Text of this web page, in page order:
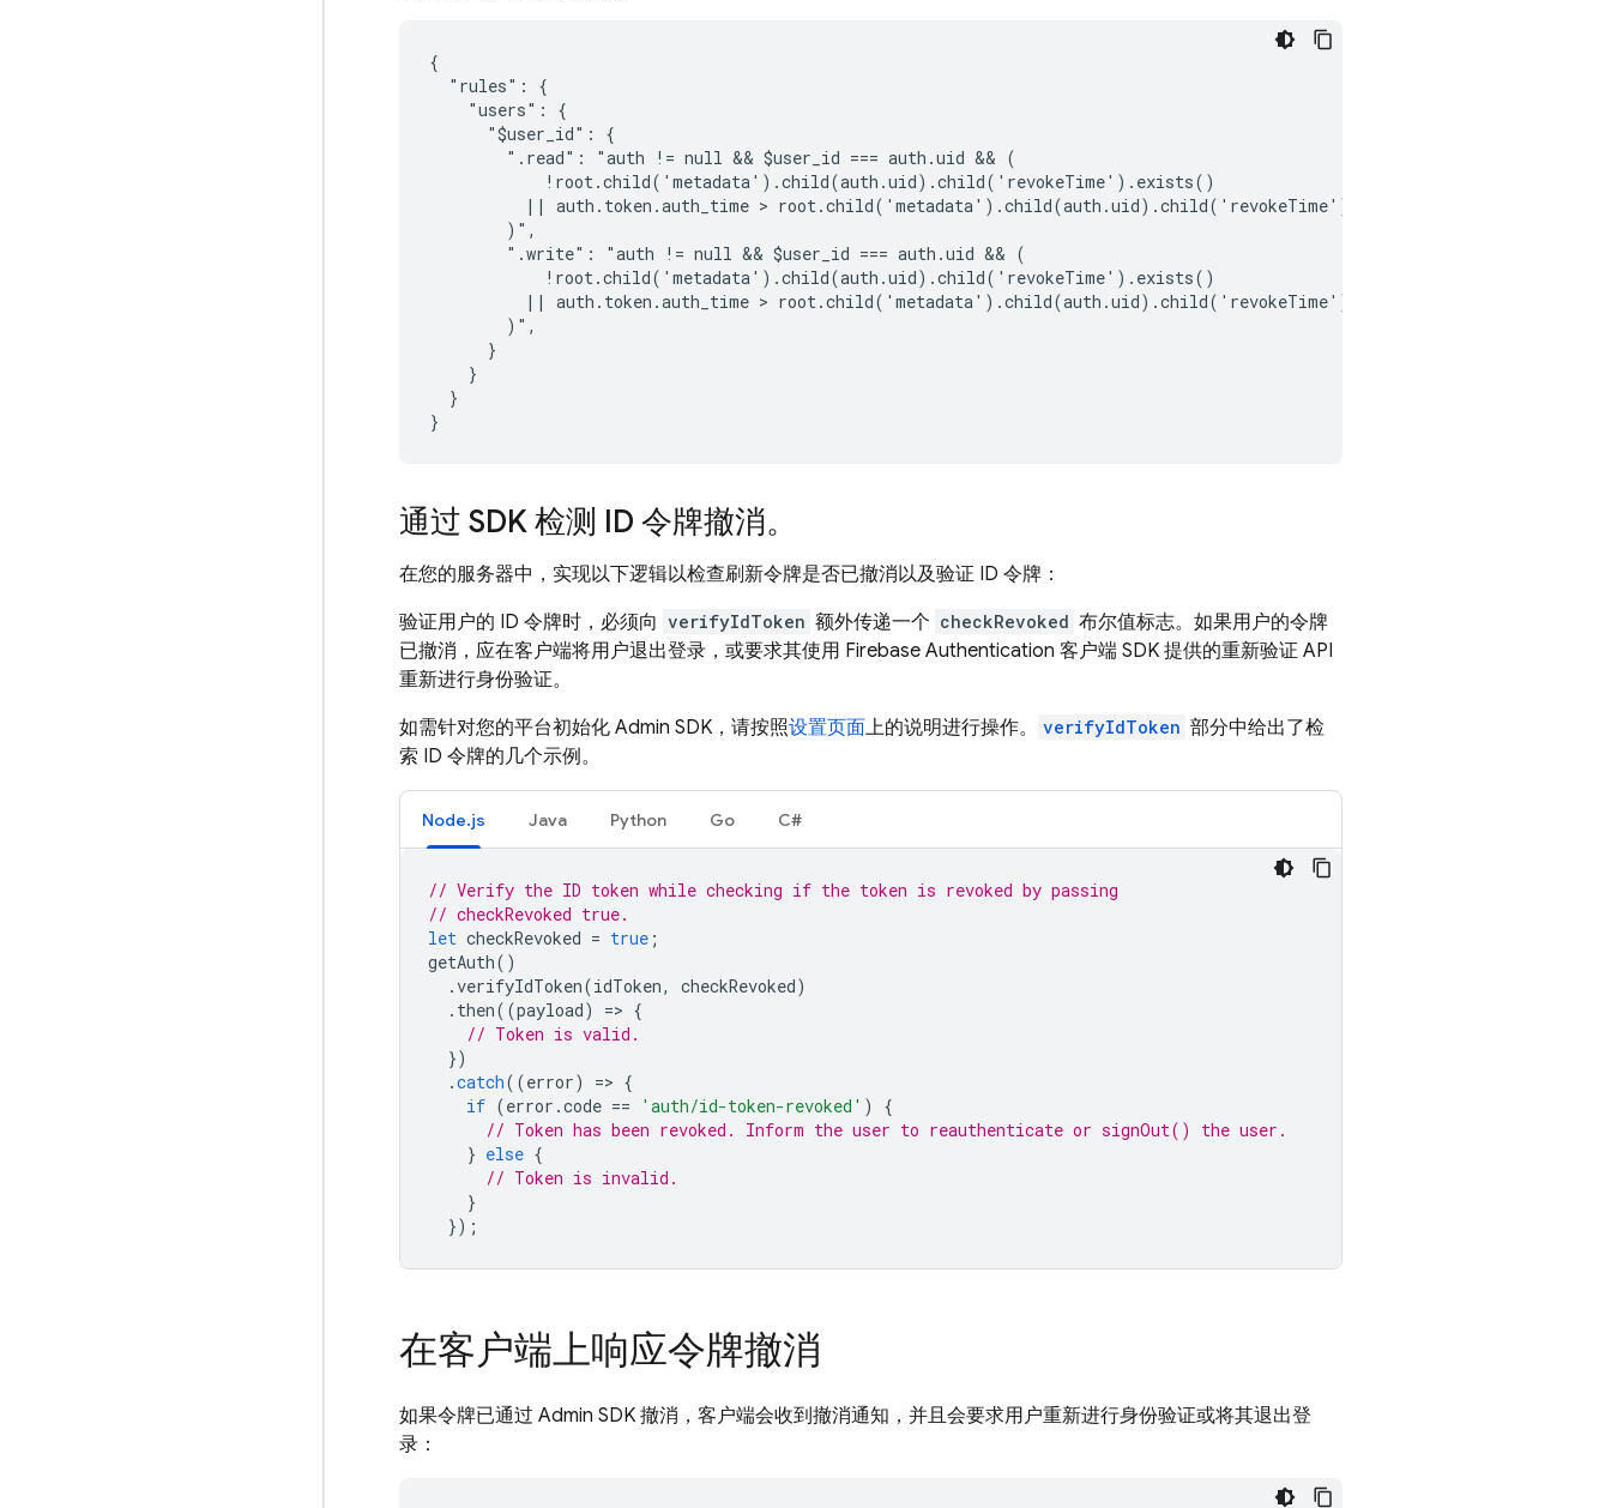
{
  "rules": {
    "users": {
      "$user_id": {
        ".read": "auth != null && $user_id === auth.uid && (
            !root.child('metadata').child(auth.uid).child('revokeTime').exists()
          || auth.token.auth_time > root.child('metadata').child(auth.uid).child('revokeTime').val()
        )",
        ".write": "auth != null && $user_id === auth.uid && (
            !root.child('metadata').child(auth.uid).child('revokeTime').exists()
          || auth.token.auth_time > root.child('metadata').child(auth.uid).child('revokeTime').val()
        )",
      }
    }
  }
通过 SDK 检测 ID 令牌撤消。
在您的服务器中，实现以下逻辑以检查刷新令牌是否已撤消以及验证 ID 令牌：
验证用户的 ID 令牌时，必须向 verifyIdToken 额外传递一个 checkRevoked 布尔值标志。如果用户的令牌
已撤消，应在客户端将用户退出登录，或要求其使用 Firebase Authentication 客户端 SDK 提供的重新验证 API
重新进行身份验证。
如需针对您的平台初始化 Admin SDK，请按照设置页面上的说明进行操作。 verifyIdToken 部分中给出了检
索 ID 令牌的几个示例。
Node.js Java Python Go C#
// Verify the ID token while checking if the token is revoked by passing
// checkRevoked true.
let checkRevoked = true ;
getAuth()
.verifyIdToken(idToken, checkRevoked)
. then((payload) => {
// Token is valid.
})
.catch((error) => {
if (error .code == 'auth/id-token-revoked' )
{
// Token has been revoked. Inform the user to reauthenticate or signOut() the user.
} else {
// Token is invalid.
}
});
在客户端上响应令牌撤消
如果令牌已通过 Admin SDK 撤消，客户端会收到撤消通知，并且会要求用户重新进行身份验证或将其退出登
录：